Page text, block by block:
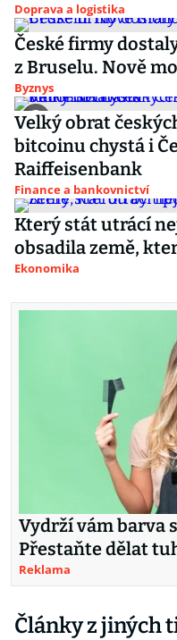
Doprava a logistika
České firmy
z Bruselu. Nově
Byznys
Velký obrat
bitcoinu chystá i
Raiffeisenbank
Finance a bankovnictví
Který stát utrácí
obsadila země,
Ekonomika
Vydrží vám barva
Přestaňte dělat
Reklama
Články z jiných